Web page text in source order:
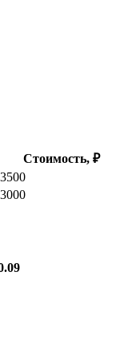
Стоимость, ₽
3500
3000